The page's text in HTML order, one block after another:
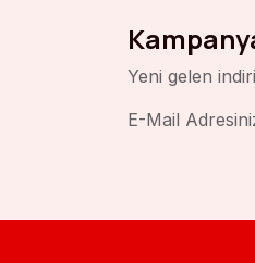
Yeni gelen
E-Mail